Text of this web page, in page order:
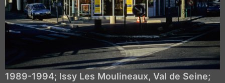
1989-1994; Issy Les Moulineaux, Val de Seine;